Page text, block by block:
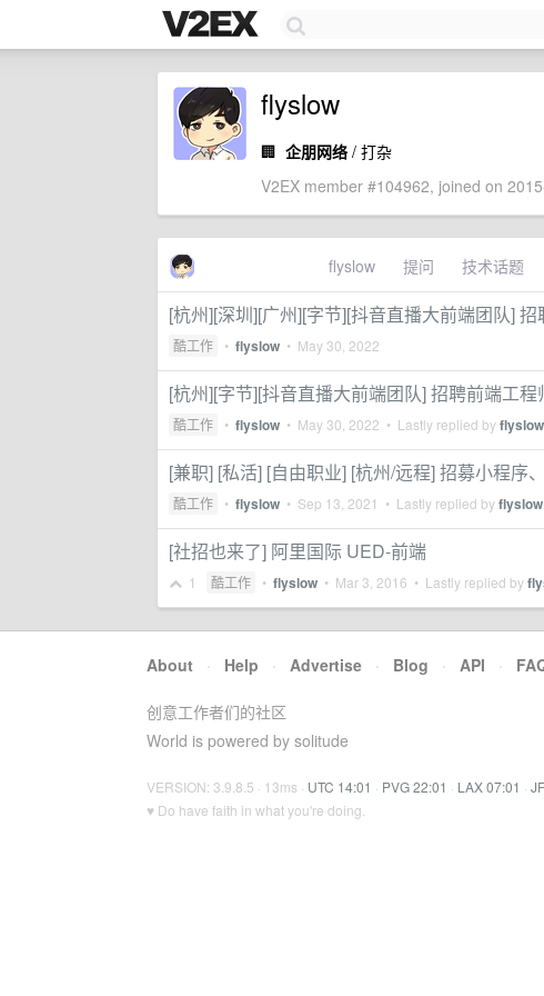
flyslow
🏢 企朋网络 / 打杂
V2EX member #104962, joined on
flyslow 提问 技术话题
[杭州][深圳][广州][字节][抖音直播大前端团队]
酷工作 • flyslow • May 30, 2022
[杭州][字节][抖音直播大前端团队] 招聘前端工
酷工作 • flyslow • May 30, 2022 • Lastly replied byflyslow
[兼职] [私活] [自由职业] [杭州/远程] 招募小程序
酷工作 • flyslow • Sep 13, 2021 • Lastly replied byflyslow
[社招也来了] 阿里国际 UED-前端
1 酷工作 • flyslow • Mar 3, 2016 • Lastly replied by
About · Help · Advertise · Blog · API ·
创意工作者们的社区
World is powered by solitude
VERSION: 3.9.8.5 · 13ms · UTC 14:01 · PVG 22:01 · LAX 07:01 ·
♥ Do have faith in what you're doing.